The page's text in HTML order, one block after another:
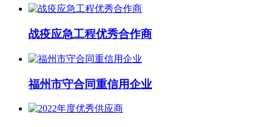
战疫应急工程优秀合作商
福州市守合同重信用企业